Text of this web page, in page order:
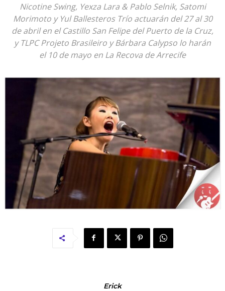
Nicotine Swing, Yexza Lara & Pablo Selnik, Satomi
Morimoto y Yul Ballesteros Trío actuarán del 27 al 30
de abril en el Castillo San Felipe del Puerto de la Cruz,
y TLPC Projeto Brasileiro y Bárbara Calypso lo harán
el 10 de mayo en La Recova de Arrecife
Erick